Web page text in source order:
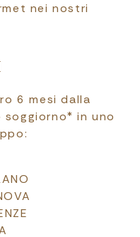
nei nostri
6 mesi dalla
in uno